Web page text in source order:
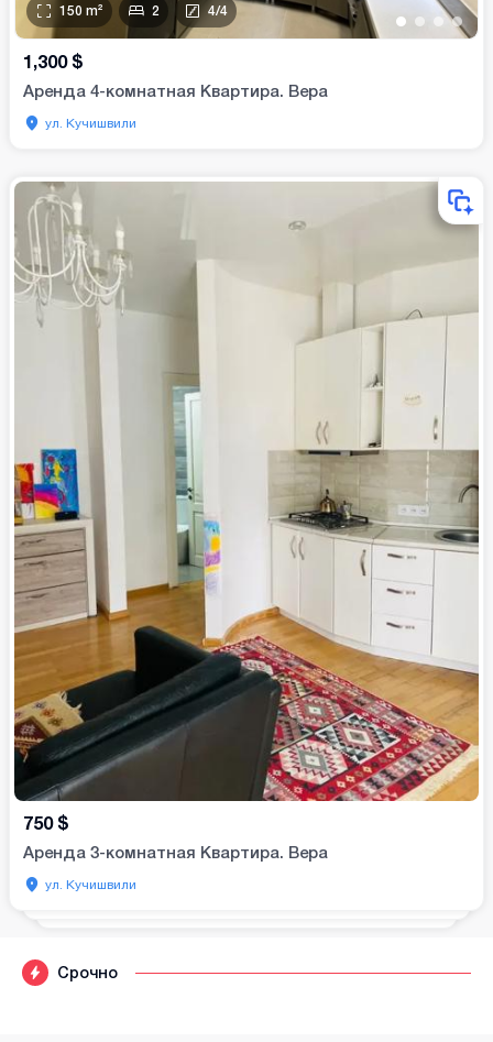
Срочно
• • ••
150 m² 2 4/4
1,300 $
Аренда 4-комнатная Квартира. Вера
ул. Кучишвили
750 $
Аренда 3-комнатная Квартира. Вера
ул. Кучишвили